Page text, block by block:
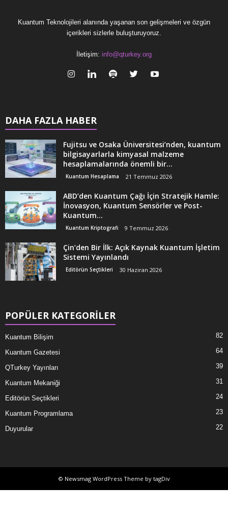
Kuantum Teknolojileri alanında yaşanan son gelişmeleri ve özgün
içerikleri sizlerle buluşturuyoruz.
İletişim: info@qturkey.org
DAHA FAZLA HABER
Fujitsu ve Osaka Üniversitesi’nden, kuantum
bilgisayarlarla kimyasal malzeme
hesaplamalarında önemli bir...
Kuantum Hesaplama 21 Temmuz 2026
ABD’den Kuantum Çağı İçin Stratejik Hamle:
İnovasyon, Kuantum Sensörler ve Post-
Kuantum...
Kuantum Kriptografi 9 Temmuz 2026
Çin’den Bir İlk: Açık Kaynak Kuantum İşletim
Sistemi Yayınlandı
Editörün Seçtikleri 30 Haziran 2026
POPÜLER KATEGORİLER
Kuantum Bilişim 82
Kuantum Gazetesi 64
QTurkey Yayınları 39
Kuantum Mekaniği 31
Editörün Seçtikleri 24
Kuantum Programlama 23
Duyurular 22
© Newsmag WordPress Theme by tagDiv